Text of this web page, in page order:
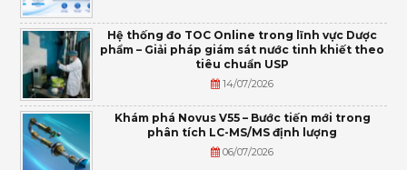
Hệ thống đo TOC Online trong lĩnh vực Dược
phẩm – Giải pháp giám sát nước tinh khiết theo
tiêu chuẩn USP
14/07/2026
Khám phá Novus V55 – Bước tiến mới trong
phân tích LC-MS/MS định lượng
06/07/2026